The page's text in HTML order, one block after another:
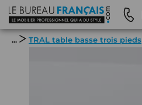
... TRAL table basse trois pieds